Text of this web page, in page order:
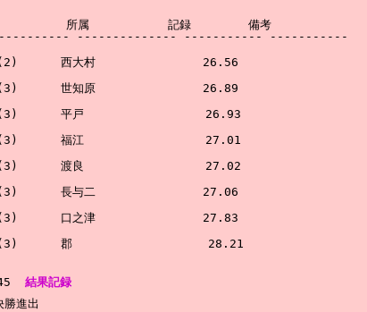
所属           記録        備考
-------------- ----------- -----------
西大村               26.56
世知原               26.89
平戸                 26.93
福江                 27.01
渡良                 27.02
長与二               27.06
口之津               27.83
結果記録
進出